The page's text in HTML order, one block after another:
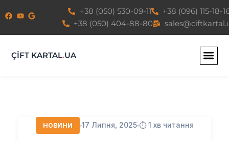
до
+38 (050) 530-09-11
+38 (096) 115-18-
+38 (050) 404-88-80
ÇİFT KARTAL.UA
НОВИНИ 17 Липня, 2025 ⏱️ 1 хв читання